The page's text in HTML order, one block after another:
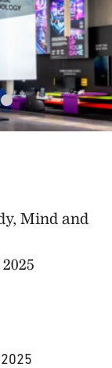
Mind and